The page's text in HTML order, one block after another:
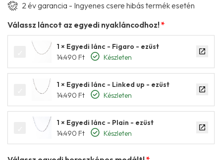
2 év garancia - Ingyenes csere hibás termék esetén
Válassz láncot az egyedi nyakláncodhoz!
1 × Egyedi lánc - Figaro - ezüst
14.490 Ft Készleten
1 × Egyedi lánc - Linked up - ezüst
14.490 Ft Készleten
1 × Egyedi lánc - Plain - ezüst
14.490 Ft Készleten